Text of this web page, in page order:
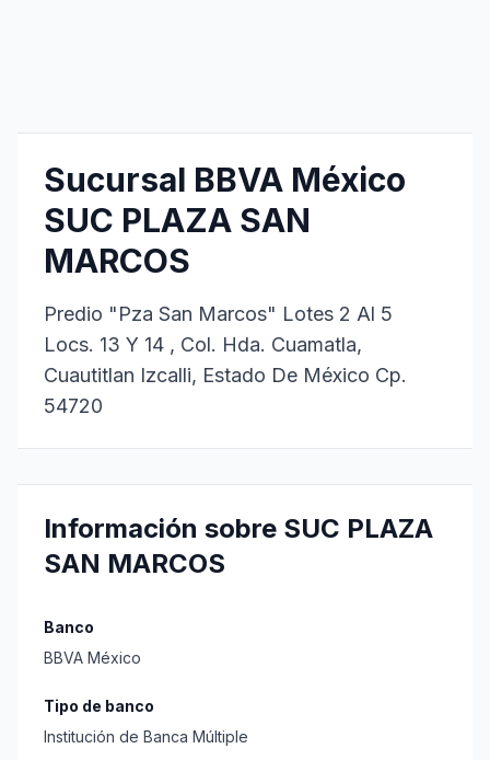
Sucursal BBVA México
SUC PLAZA SAN
MARCOS
Predio "Pza San Marcos" Lotes 2 Al 5
Locs. 13 Y 14 , Col. Hda. Cuamatla,
Cuautitlan Izcalli, Estado De México Cp.
54720
Información sobre SUC PLAZA
SAN MARCOS
Banco
BBVA México
Tipo de banco
Institución de Banca Múltiple